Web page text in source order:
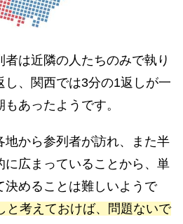
は近隣の人たちのみで執り
し、関西では3分の1返しが一
あったようです。
地から参列者が訪れ、また半
に広まっていることから、単
決めることは難しいようで
と考えておけば、問題ないで